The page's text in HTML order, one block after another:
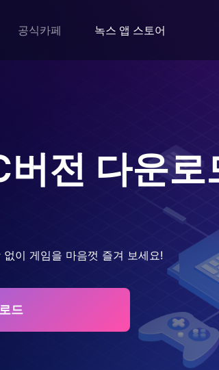
공식카페 녹스 앱 스토어
버전 다운로
이 게임을 마음껏 즐겨 보세요!
드